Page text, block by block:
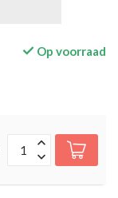
Op voorraad